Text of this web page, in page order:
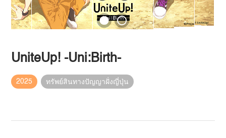
UniteUp! -Uni:Birth-
2025 ทรัพย์สินทางปัญญาฝั่งญี่ปุ่น